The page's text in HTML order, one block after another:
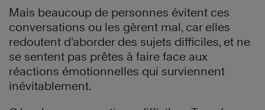
Mais beaucoup de personnes évitent ces
conversations ou les gèrent mal, car elles
redoutent d’aborder des sujets difficiles, et ne
se sentent pas prêtes à faire face aux
réactions émotionnelles qui surviennent
inévitablement.